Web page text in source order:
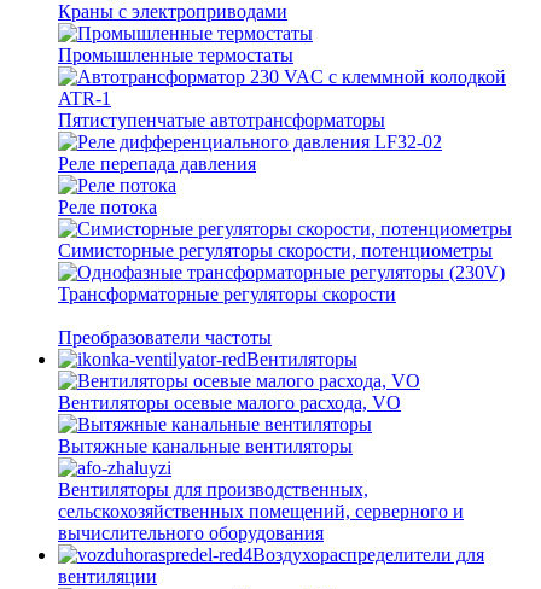
Краны с электроприводами
Промышленные термостаты
Пятиступенчатые автотрансформаторы
Реле перепада давления
Реле потока
Симисторные регуляторы скорости, потенциометры
Трансформаторные регуляторы скорости
Преобразователи частоты
Вентиляторы
Вентиляторы осевые малого расхода, VO
Вытяжные канальные вентиляторы
Вентиляторы для производственных,
сельскохозяйственных помещений, серверного и
вычислительного оборудования
Воздухораспределители для
вентиляции